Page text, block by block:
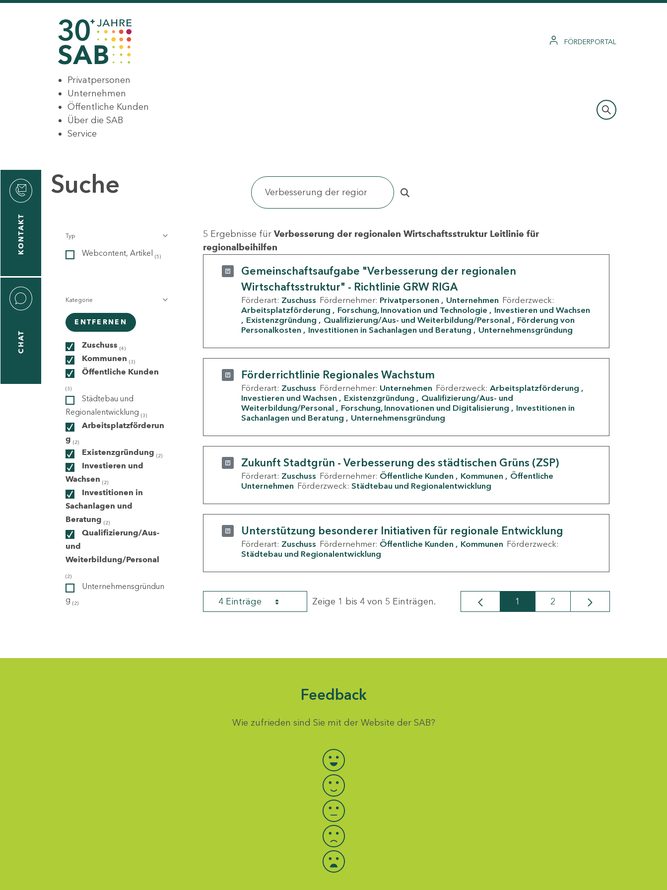
FÖRDERPORTAL
Privatpersonen
Unternehmen
Öffentliche Kunden
Über die SAB
Service
KONTAKT
CHAT
Suche
Typ
Webcontent, Artikel (5)
Kategorie
ENTFERNEN
Zuschuss (4)
Kommunen (3)
Öffentliche Kunden
(3)
Städtebau und
Regionalentwicklung (3)
Arbeitsplatzförderun
g (2)
Existenzgründung (2)
Investieren und
Wachsen (2)
Investitionen in
Sachanlagen und
Beratung (2)
Qualifizierung/Aus-
und
Weiterbildung/Personal
(2)
Unternehmensgründun
g (2)
5 Ergebnisse für Verbesserung der regionalen Wirtschaftsstruktur Leitlinie für
regionalbeihilfen
Gemeinschaftsaufgabe "Verbesserung der regionalen
Wirtschaftsstruktur" - Richtlinie GRW RIGA
Förderart: Zuschuss Fördernehmer: Privatpersonen Unternehmen Förderzweck:
Arbeitsplatzförderung
Forschung, Innovation und Technologie
Investieren und Wachsen
Existenzgründung
Qualifizierung/Aus- und Weiterbildung/Personal
Förderung von
Personalkosten
Investitionen in Sachanlagen und Beratung Unternehmensgründung
Förderrichtlinie Regionales Wachstum
Förderart: Zuschuss Fördernehmer: Unternehmen Förderzweck: Arbeitsplatzförderung
Investieren und Wachsen
Existenzgründung
Qualifizierung/Aus- und
Weiterbildung/Personal
Forschung, Innovationen und Digitalisierung
Investitionen in
Sachanlagen und Beratung
Unternehmensgründung
Zukunft Stadtgrün - Verbesserung des städtischen Grüns (ZSP)
Förderart: Zuschuss Fördernehmer: Öffentliche Kunden Kommunen
Öffentliche
Unternehmen Förderzweck: Städtebau und Regionalentwicklung
Unterstützung besonderer Initiativen für regionale Entwicklung
Förderart: Zuschuss Fördernehmer: Öffentliche Kunden Kommunen Förderzweck:
Städtebau und Regionalentwicklung
4 Einträge Zeige 1 bis 4 von 5 Einträgen. Seite
1 Seite
2
Feedback
Wie zufrieden sind Sie mit der Website der SAB?
Bewertung auswählen